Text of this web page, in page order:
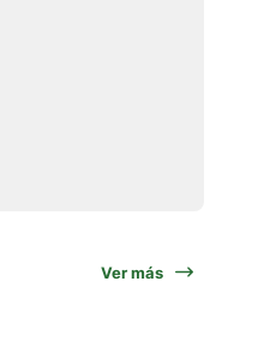
Ver más